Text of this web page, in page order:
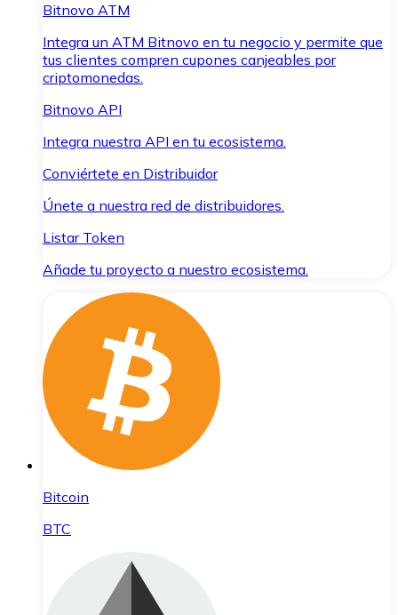
Bitnovo ATM
Integra un ATM Bitnovo en tu negocio y permite que
tus clientes compren cupones canjeables por
criptomonedas.
Bitnovo API
Integra nuestra API en tu ecosistema.
Conviértete en Distribuidor
Únete a nuestra red de distribuidores.
Listar Token
Añade tu proyecto a nuestro ecosistema.
Bitcoin
BTC